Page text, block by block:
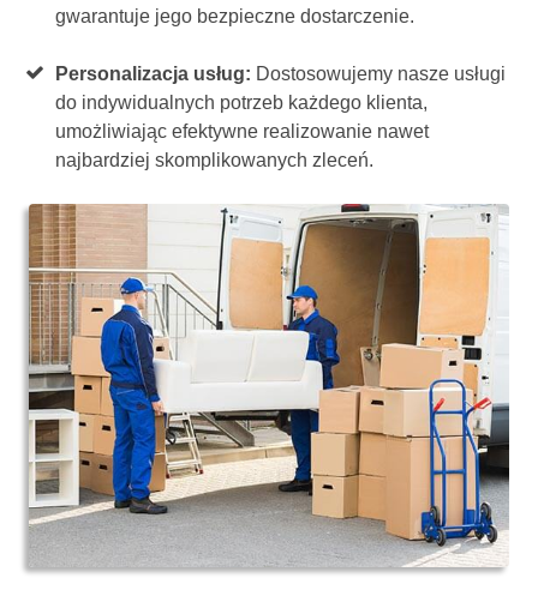
gwarantuje jego bezpieczne dostarczenie.
Personalizacja usług: Dostosowujemy nasze usługi
do indywidualnych potrzeb każdego klienta,
umożliwiając efektywne realizowanie nawet
najbardziej skomplikowanych zleceń.